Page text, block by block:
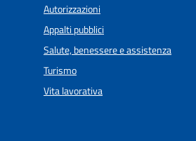
Autorizzazioni
Appalti pubblici
Salute, benessere e assistenza
Turismo
Vita lavorativa